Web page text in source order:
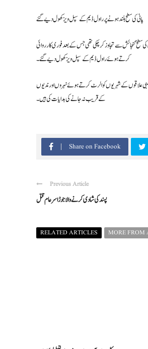
پانی کی سطح بلند ہونے پر راول ڈیم کے سپل ویز کھول دیے گئے
سطح گنجائش سے تجاوز کر چکی تھی جس کے بعد فوری کارروائی
کرتے ہوئے راول ڈیم کے سپل ویز کھول دیے گئے۔
علاقوں کے شہریوں کو الرٹ کرتے ہوئے نہروں اور ندیوں
کے قریب نہ جانے کی ہدایات کی ہیں۔
Share on Facebook
Previous Article
پسند کی شادی کرنے والا جوڑا سر عام قتل
RELATED ARTICLES MORE FROM